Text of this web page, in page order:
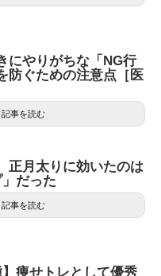
にやりがちな「NG行
防ぐための注意点［医
記事を読む
正月太りに効いたのは
」だった
記事を読む
】痩せトレとして優秀